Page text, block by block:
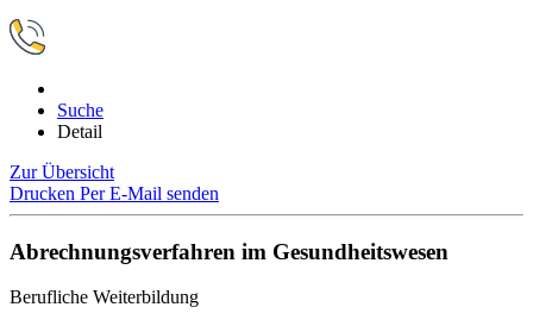
Suche
Detail
Zur Übersicht
Drucken Per E-Mail senden
Abrechnungsverfahren im Gesundheitswesen
Berufliche Weiterbildung